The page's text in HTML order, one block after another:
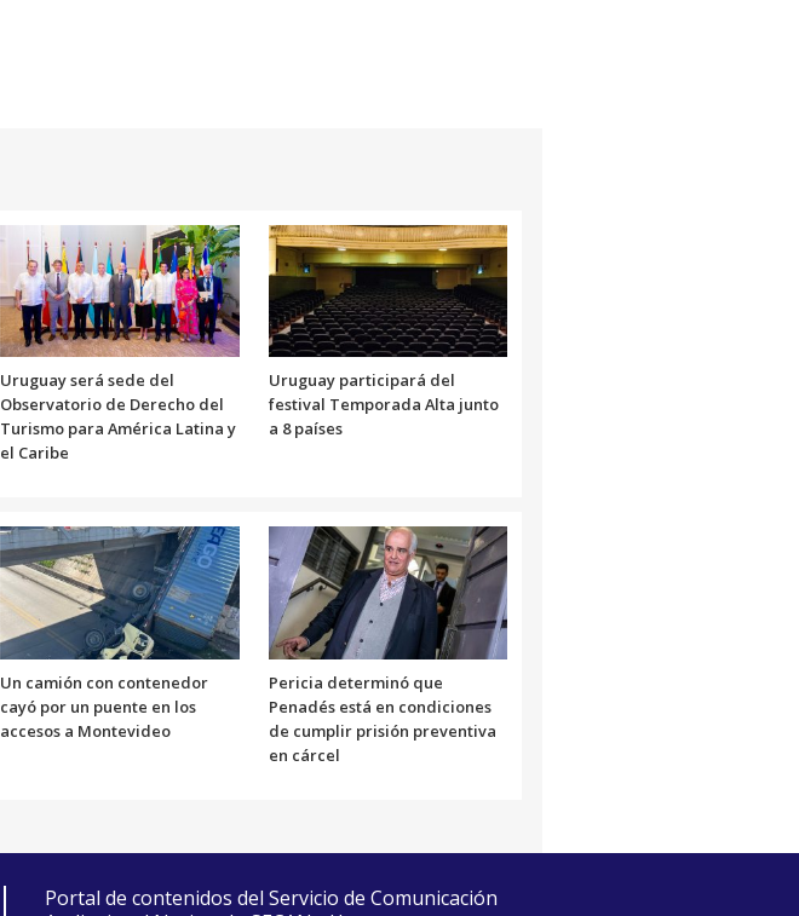
Uruguay será sede del
Observatorio de Derecho del
Turismo para América Latina y
el Caribe
Uruguay participará del
festival Temporada Alta junto
a 8 países
Un camión con contenedor
cayó por un puente en los
accesos a Montevideo
Pericia determinó que
Penadés está en condiciones
de cumplir prisión preventiva
en cárcel
Portal de contenidos del Servicio de Comunicación